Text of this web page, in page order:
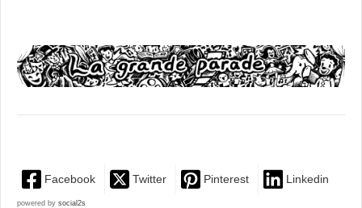
Facebook Twitter Pinterest Linkedin
powered by social2s